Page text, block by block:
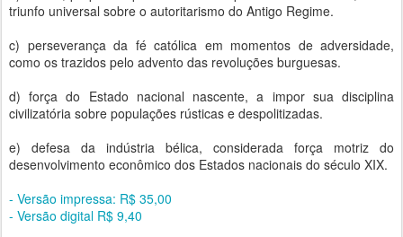
triunfo universal sobre o autoritarismo do Antigo Regime.
c) perseverança da fé católica em momentos de adversidade,
como os trazidos pelo advento das revoluções burguesas.
d) força do Estado nacional nascente, a impor sua disciplina
civilizatória sobre populações rústicas e despolitizadas.
e) defesa da indústria bélica, considerada força motriz do
desenvolvimento econômico dos Estados nacionais do século XIX.
- Versão impressa: R$ 35,00
- Versão digital R$ 9,40